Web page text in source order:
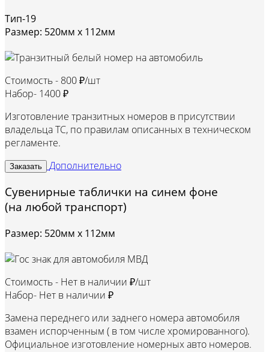
Тип-19
Размер: 520мм х 112мм
Стоимость - 800 ₽/шт
Набор- 1400 ₽
Изготовление транзитных номеров в присутствии
владельца ТС, по правилам описанных в техническом
регламенте.
Заказать Дополнительно
Сувенирные таблички на синем фоне
(на любой транспорт)
Размер: 520мм х 112мм
Стоимость - Нет в наличии ₽/шт
Набор- Нет в наличии ₽
Замена переднего или заднего номера автомобиля
взамен испорченным ( в том числе хромированного).
Официальное изготовление номерных авто номеров.